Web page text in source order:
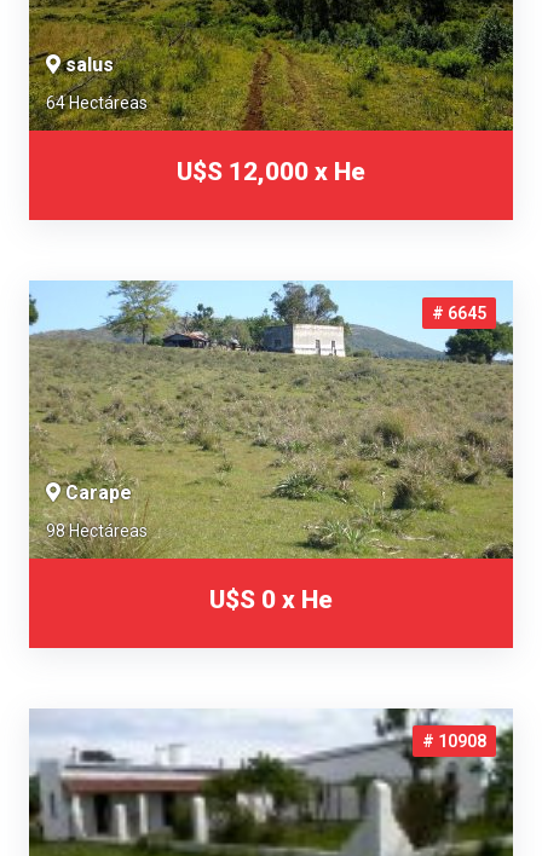
salus
64 Hectáreas
U$S 12,000 x He
# 6645
Carape
98 Hectáreas
U$S 0 x He
# 10908